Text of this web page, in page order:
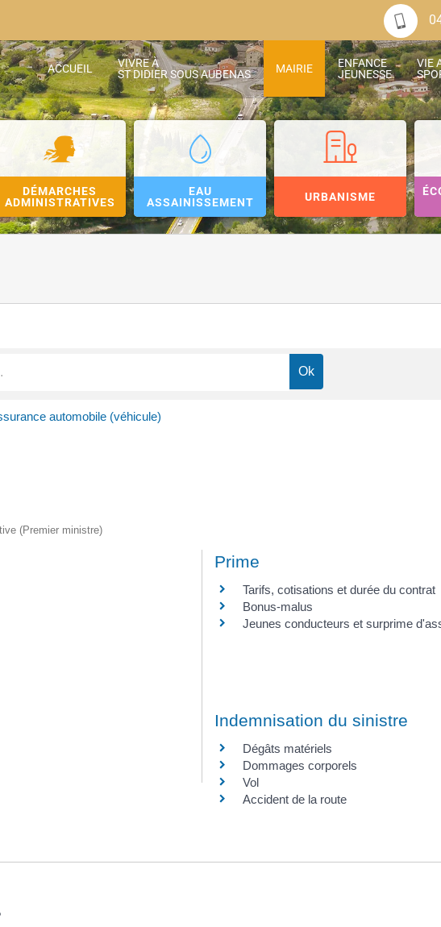
ACCUEIL
VIVRE À
ST DIDIER SOUS AUBENAS
MAIRIE
ENFANCE
JEUNESSE
VIE
DÉMARCHES
ADMINISTRATIVES
EAU
ASSAINISSEMENT
URBANISME
automobile (véhicule)
(Premier ministre)
Prime
Tarifs, cotisations et durée du contrat
Bonus-malus
Jeunes conducteurs et surprime
Indemnisation du sinistre
Dégâts matériels
Dommages corporels
Vol
Accident de la route